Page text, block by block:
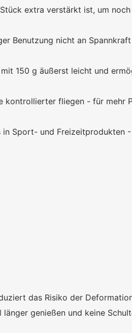
extra verstärkt ist, um
Benutzung nicht an
150 g äußerst leicht und
kontrollierter fliegen - für mehr
in Sport- und Freizeitprodukten
das Risiko der
genießen und keine